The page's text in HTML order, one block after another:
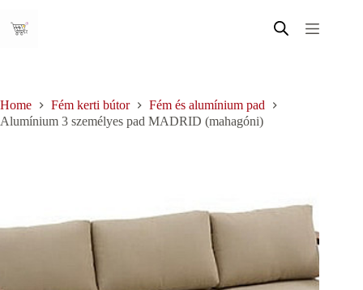
content
Home Fém kerti bútor
Fém és alumínium pad
Alumínium 3 személyes pad MADRID (mahagóni)